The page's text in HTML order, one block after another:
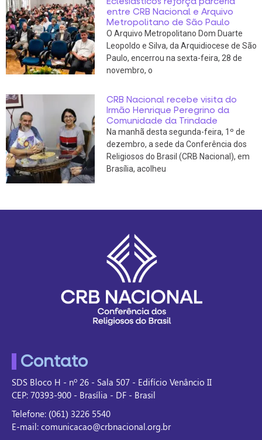
entre CRB Nacional e Arquivo
Metropolitano de São Paulo
O Arquivo Metropolitano Dom Duarte
Leopoldo e Silva, da Arquidiocese de São
Paulo, encerrou na sexta-feira, 28 de
novembro, o
CRB Nacional recebe visita do
Irmão Henrique Peregrino da
Comunidade da Trindade
Na manhã desta segunda-feira, 1º de
dezembro, a sede da Conferência dos
Religiosos do Brasil (CRB Nacional), em
Brasília, acolheu
Contato
SDS Bloco H - nº 26 - Sala 507 - Edifício Venâncio II
CEP: 70393-900 - Brasília - DF - Brasil
Telefone: (061) 3226 5540
E-mail: comunicacao@crbnacional.org.br